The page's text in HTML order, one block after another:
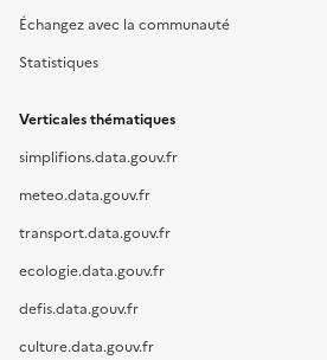
Échangez avec la communauté
Statistiques
Verticales thématiques
simplifions.data.gouv.fr
meteo.data.gouv.fr
transport.data.gouv.fr
ecologie.data.gouv.fr
defis.data.gouv.fr
culture.data.gouv.fr